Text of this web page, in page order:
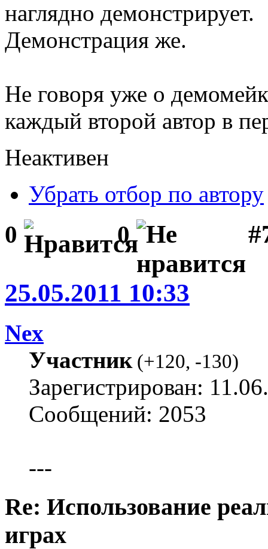
наглядно демонстрирует.
Демонстрация же.
Не говоря уже о
каждый второй автор в
Неактивен
Убрать отбор по автору
0 0
25.05.2011 10:33
Nex
Участник(+120, -130)
Зарегистрирован:
Сообщений: 2053
---
Re: Использование
играх